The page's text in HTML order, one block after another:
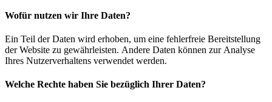
Wofür nutzen wir Ihre Daten?
Ein Teil der Daten wird erhoben, um eine fehlerfreie Bereitstellung
der Website zu gewährleisten. Andere Daten können zur Analyse
Ihres Nutzerverhaltens verwendet werden.
Welche Rechte haben Sie bezüglich Ihrer Daten?